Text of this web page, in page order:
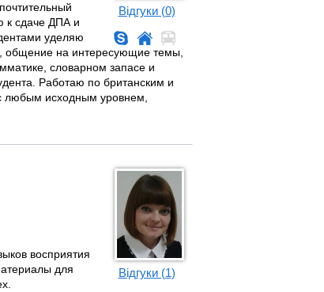
Відгуки (0)
к сдаче ДПА и
уделяю
общение на интересующие темы,
словарном запасе и
Работаю по британским и
любым исходным уровнем,
Відгуки (1)
восприятия
для